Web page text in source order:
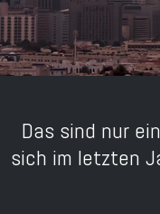
Das sind nur
sich im letzten